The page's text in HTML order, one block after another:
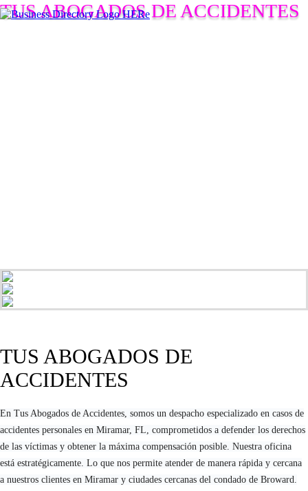
TUS ABOGADOS DE ACCIDENTES
TUS ABOGADOS DE
ACCIDENTES
En Tus Abogados de Accidentes, somos un despacho especializado en casos de
accidentes personales en Miramar, FL, comprometidos a defender los derechos
de las víctimas y obtener la máxima compensación posible. Nuestra oficina
está estratégicamente. Lo que nos permite atender de manera rápida y cercana
a nuestros clientes en Miramar y ciudades cercanas del condado de Broward.